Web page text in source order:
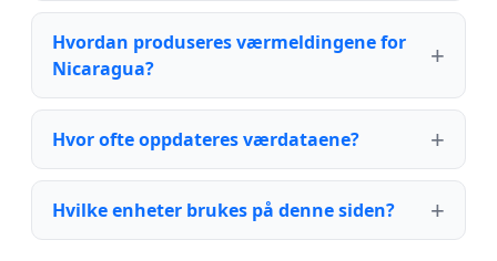
Hvordan produseres værmeldingene for
Nicaragua?
Hvor ofte oppdateres værdataene?
Hvilke enheter brukes på denne siden?